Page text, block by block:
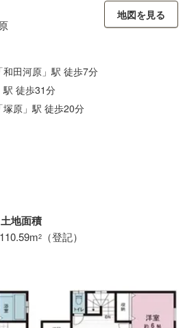
地図を見る
田河原」駅 徒歩7分
駅 徒歩31分
原」駅 徒歩20分
地面積
2 （登記）